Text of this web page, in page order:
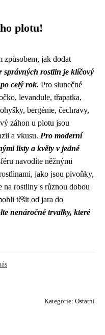
plotu!
způsobem, jak dodat
správných rostlin je klíčový
celý rok. Pro slunečné
levandule, třapatka,
bergénie, čechravy,
záhon u plotu jsou
a vkusu. Pro moderní
listy a květy v jedné
navodíte něžnými
jako jsou pivoňky,
na rostliny s různou dobou
těšit od jara do
nenáročné trvalky, které
Kategorie: Ostatní